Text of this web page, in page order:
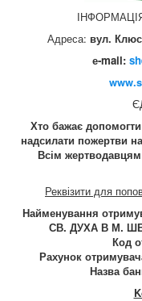
Адреса: вул.
е-mail:
Хто бажає допомогти
надсилати пожертви
Всім
Реквізити для
Найменування
СВ. ДУХА В М.
Код
Рахунок
Назва